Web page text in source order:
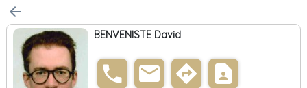
arrow_back
BENVENISTE David
phone email directions contact_page